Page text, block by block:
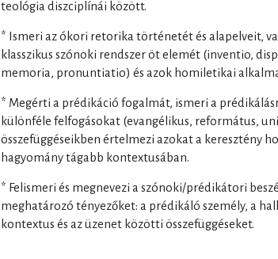
teológia diszciplínái között.
* Ismeri az ókori retorika történetét és alapelveit,
klasszikus szónoki rendszer öt elemét (inventio,
memoria, pronuntiatio) és azok homiletikai
* Megérti a prédikáció fogalmát, ismeri a
különféle felfogásokat (evangélikus, református,
összefüggéseikben értelmezi azokat a keresztény
hagyomány tágabb kontextusában.
* Felismeri és megnevezi a szónoki/prédikátori
meghatározó tényezőket: a prédikáló személy, a
kontextus és az üzenet közötti összefüggéseket.